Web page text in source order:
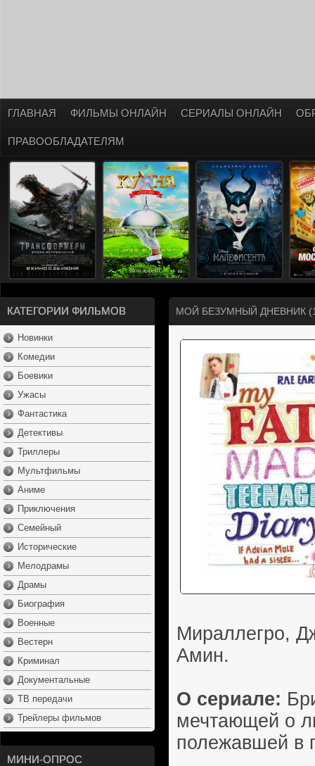
ГЛАВНАЯ ФИЛЬМЫ ОНЛАЙН СЕРИАЛЫ ОНЛАЙН
ПРАВООБЛАДАТЕЛЯМ
КАТЕГОРИИ ФИЛЬМОВ
Новинки
Комедии
Боевики
Ужасы
Фантастика
Детективы
Триллеры
Мультфильмы
Аниме
Приключения
Семейный
Исторические
Мелодрамы
Драмы
Биография
Военные
Вестерн
Криминал
Документальные
ТВ передачи
Трейлеры фильмов
МИНИ-ОПРОС
МОЙ БЕЗУМНЫЙ ДНЕВНИК
Мираллегро,
Амин.
О сериале:
мечтающей о
полежавшей в